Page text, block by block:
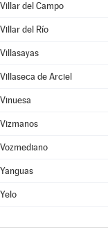
Villar del Campo
Villar del Río
Villasayas
Villaseca de Arciel
Vinuesa
Vizmanos
Vozmediano
Yanguas
Yelo